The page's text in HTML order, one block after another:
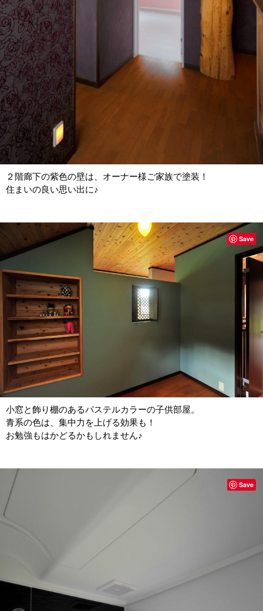
２階廊下の紫色の壁は、オーナー様ご家族で塗装！
住まいの良い思い出に♪
小窓と飾り棚のあるパステルカラーの子供部屋。
青系の色は、集中力を上げる効果も！
お勉強もはかどるかもしれません♪
Save
Save